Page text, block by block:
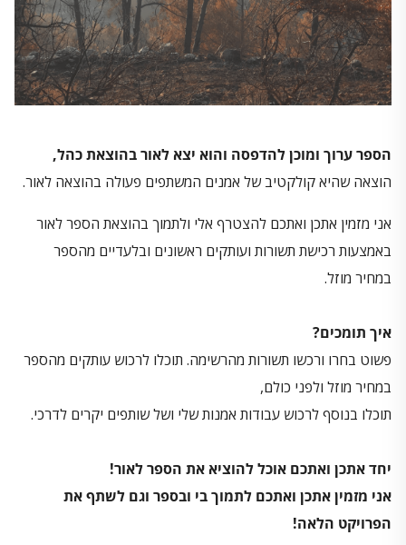
הספר ערוך ומוכן להדפסה והוא יצא לאור בהוצאת כהל,
הוצאה שהיא קולקטיב של אמנים המשתפים פעולה בהוצאה לאור.
אני מזמין אתכן ואתכם להצטרף אלי ולתמוך בהוצאת הספר לאור
באמצעות רכישת תשורות ועותקים ראשונים ובלעדיים מהספר
במחיר מוזל.
איך תומכים?
פשוט בחרו ורכשו תשורות מהרשימה. תוכלו לרכוש עותקים מהספר
במחיר מוזל ולפני כולם,
תוכלו בנוסף לרכוש עבודות אמנות שלי ושל שותפים יקרים לדרכי.
יחד אתכן ואתכם אוכל להוציא את הספר לאור!
אני מזמין אתכן ואתכם לתמוך בי ובספר וגם לשתף את
הפרויקט הלאה!